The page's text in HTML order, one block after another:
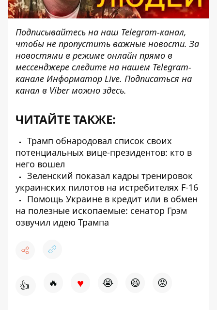
Подписывайтесь на наш Telegram-канал,
чтобы не пропустить важные новости. За
новостями в режиме онлайн прямо в
мессенджере следите на нашем Telegram-
канале Информатор Live. Подписаться на
канал в Viber можно здесь.
ЧИТАЙТЕ ТАКЖЕ:
Трамп обнародовал список своих
потенциальных вице-президентов: кто в
него вошел
Зеленский показал кадры тренировок
украинских пилотов на истребителях F-16
Помощь Украине в кредит или в обмен
на полезные ископаемые: сенатор Грэм
озвучил идею Трампа
👍 🔥 ♥ 😭 😆 😡